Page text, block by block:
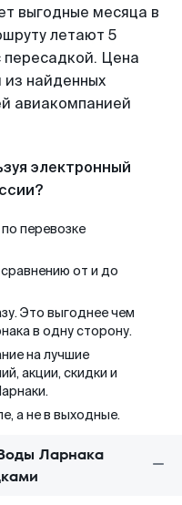
выгодные месяца в
летают 5
пересадкой. Цена
из найденных
авиакомпанией
электронный
перевозке
от и до
Это выгоднее чем
в одну сторону.
на лучшие
акции, скидки и
а не в выходные.
Ларнака